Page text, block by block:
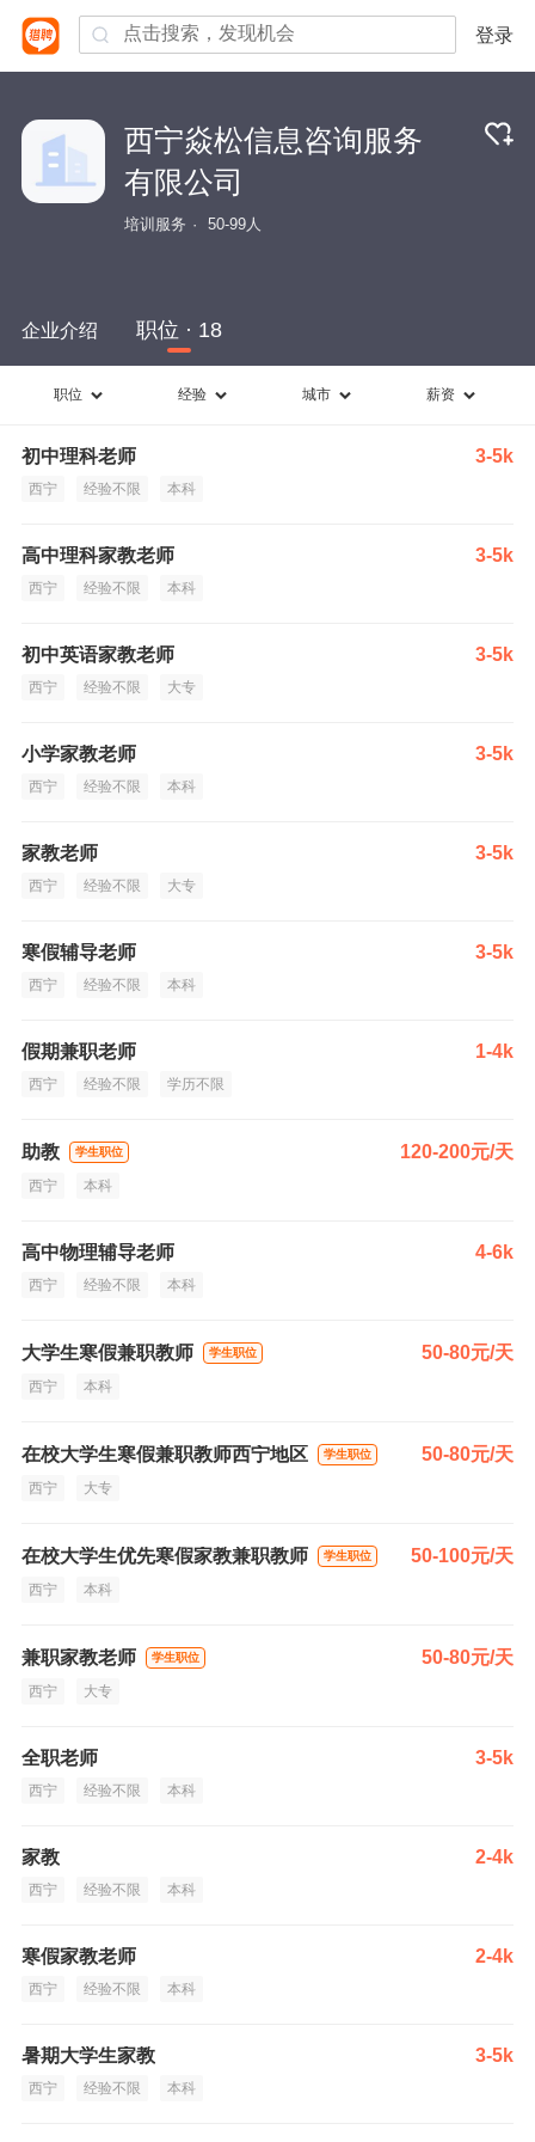
登录
西宁焱松信息咨询服务
有限公司
培训服务 50-99人
企业介绍 职位 · 18
职位 经验 城市 薪资
初中理科老师 3-5k
西宁 经验不限 本科
高中理科家教老师 3-5k
西宁 经验不限 本科
初中英语家教老师 3-5k
西宁 经验不限 大专
小学家教老师 3-5k
西宁 经验不限 本科
家教老师 3-5k
西宁 经验不限 大专
寒假辅导老师 3-5k
西宁 经验不限 本科
假期兼职老师 1-4k
西宁 经验不限 学历不限
助教 学生职位 120-200元/天
西宁 本科
高中物理辅导老师 4-6k
西宁 经验不限 本科
大学生寒假兼职教师 学生职位 50-80元/天
西宁 本科
在校大学生寒假兼职教师西宁地区 学生职位 50-80元/天
西宁 大专
在校大学生优先寒假家教兼职教师 学生职位 50-100元/天
西宁 本科
兼职家教老师 学生职位 50-80元/天
西宁 大专
全职老师 3-5k
西宁 经验不限 本科
家教 2-4k
西宁 经验不限 本科
寒假家教老师 2-4k
西宁 经验不限 本科
暑期大学生家教 3-5k
西宁 经验不限 本科